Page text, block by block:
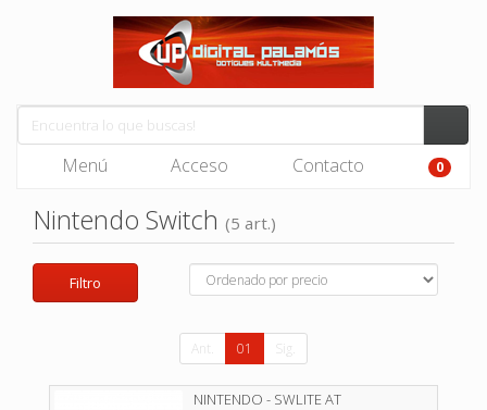
Menú Acceso Contacto 0
Nintendo Switch (5 art.)
Filtro
Ant. 01 Sig.
NINTENDO - SWLITE AT